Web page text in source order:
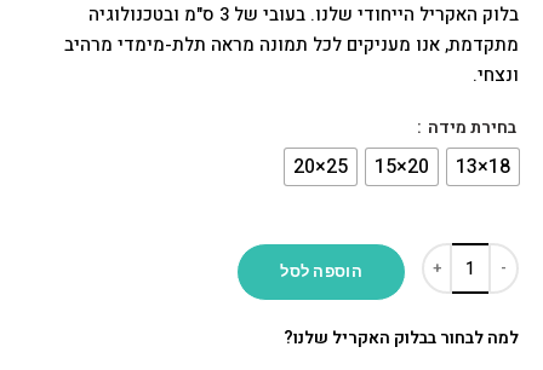
בלוק האקריל הייחודי שלנו. בעובי של 3 ס"מ ובטכנולוגיה
מתקדמת, אנו מעניקים לכל תמונה מראה תלת-מימדי מרהיב
ונצחי.
בחירת מידה
הוספה לסל
למה לבחור בבלוק האקריל שלנו?